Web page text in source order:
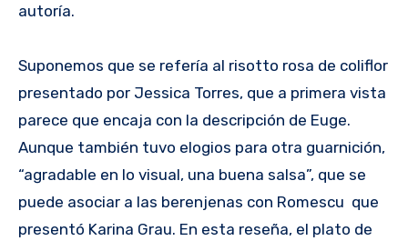
autoría.
Suponemos que se refería al risotto rosa de coliflor
presentado por Jessica Torres, que a primera vista
parece que encaja con la descripción de Euge.
Aunque también tuvo elogios para otra guarnición,
“agradable en lo visual, una buena salsa”, que se
puede asociar a las berenjenas con Romescu que
presentó Karina Grau. En esta reseña, el plato de